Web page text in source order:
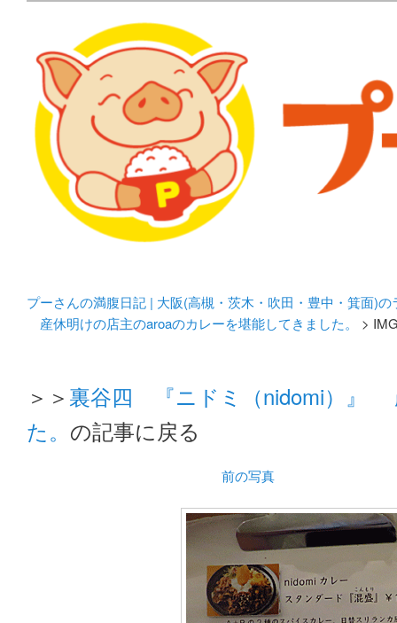
プーさんの満腹日記 |
豊中・箕面)のランチ＆
化してます。
プーさんの満腹日記 | 大阪(高槻・茨木・吹田・豊中・箕面)
産休明けの店主のaroaのカレーを堪能してきました。
>
＞＞ 裏谷四 『ニドミ（nidomi）』
た。 の記事に戻る
前の写真